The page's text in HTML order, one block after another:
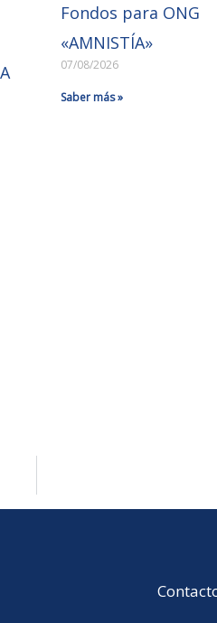
Fondos para ONG
«AMNISTÍA»
07/08/2026
Saber más »